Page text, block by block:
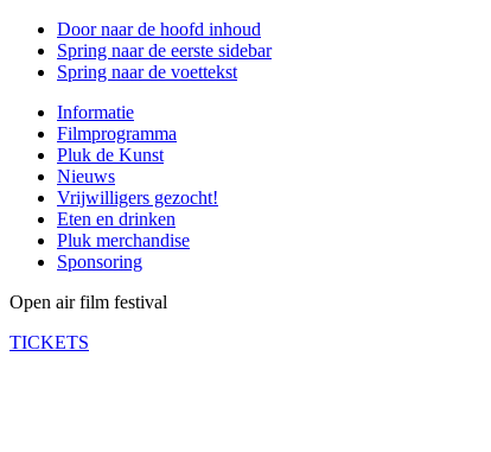
Door naar de hoofd inhoud
Spring naar de eerste sidebar
Spring naar de voettekst
Informatie
Filmprogramma
Pluk de Kunst
Nieuws
Vrijwilligers gezocht!
Eten en drinken
Pluk merchandise
Sponsoring
Open air film festival
TICKETS